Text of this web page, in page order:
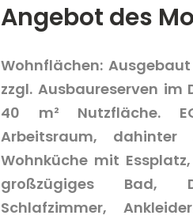
Angebot des
Wohnflächen:
zzgl. Ausbaureserven im
40 m² Nutzfläche.
Arbeitsraum, dahinter
Wohnküche mit
großzügiges Bad,
Schlafzimmer,